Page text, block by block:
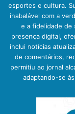
esportes e cultura.
inabalável com a
e a fidelidade de
presença digital,
inclui notícias
de comentários,
permitiu ao jornal
adaptando-se